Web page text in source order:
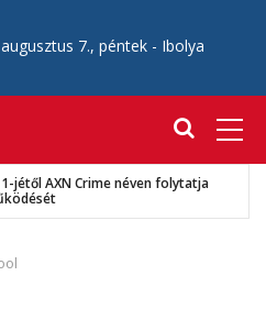
7., péntek - Ibolya
jétől AXN Crime néven folytatja